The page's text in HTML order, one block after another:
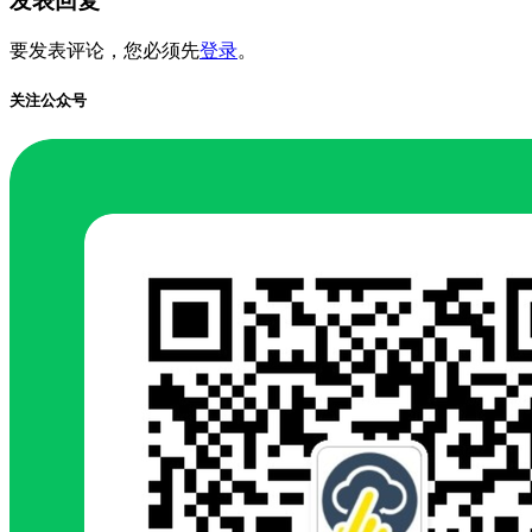
要发表评论，您必须先登录。
关注公众号